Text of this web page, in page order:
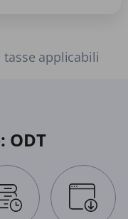
tasse applicabili
ODT